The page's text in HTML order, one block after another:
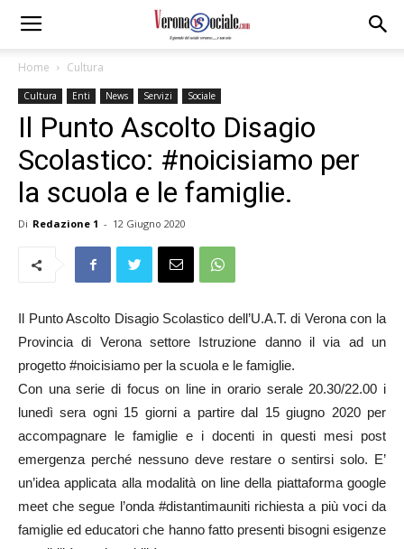
Home Cultura
Cultura Enti News Servizi Sociale
Il Punto Ascolto Disagio
Scolastico: #noicisiamo per
la scuola e le famiglie.
Di Redazione 1 - 12 Giugno 2020
Il Punto Ascolto Disagio Scolastico dell’U.A.T. di Verona con la
Provincia di Verona settore Istruzione danno il via ad un
progetto #noicisiamo per la scuola e le famiglie.
Con una serie di focus on line in orario serale 20.30/22.00 i
lunedì sera ogni 15 giorni a partire dal 15 giugno 2020 per
accompagnare le famiglie e i docenti in questi mesi post
emergenza perché nessuno deve restare o sentirsi solo. E’
un’idea applicata alla modalità on line della piattaforma google
meet che segue l’onda #distantimauniti richiesta a più voci da
famiglie ed educatori che hanno fatto presenti bisogni esigenze